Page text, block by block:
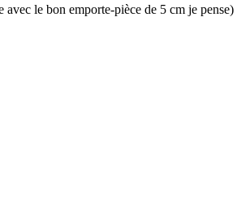
le bon emporte-pièce de 5 cm je pense)